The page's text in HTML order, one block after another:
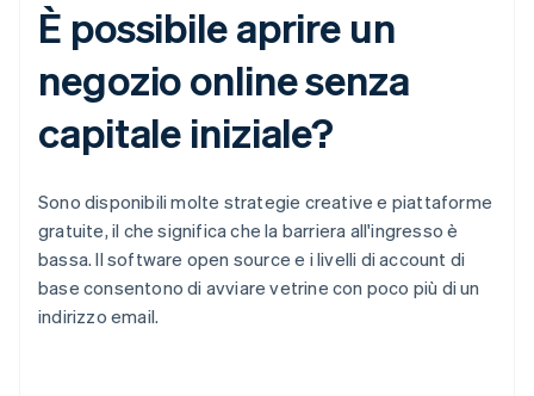
È possibile aprire un
negozio online senza
capitale iniziale?
Sono disponibili molte strategie creative e piattaforme
gratuite, il che significa che la barriera all'ingresso è
bassa. Il software open source e i livelli di account di
base consentono di avviare vetrine con poco più di un
indirizzo email.